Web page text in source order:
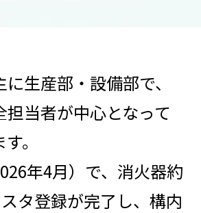
生産部・設備部で、
担当者が中心となって
。
年4月）で、消火器約
タ登録が完了し、構内